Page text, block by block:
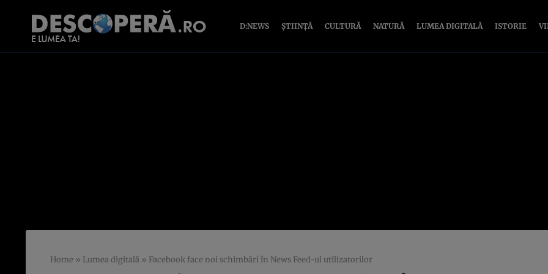
D:NEWS ȘTIINȚĂ CULTURĂ NATURĂ LUMEA DIGITALĂ ISTORIE
Home » Lumea digitală » Facebook face noi schimbări în News Feed-ul utilizatorilor